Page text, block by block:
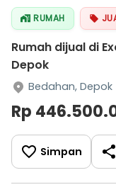
RUMAH
Rumah dijual di
Depok
Bedahan, Depok
Rp
Simpan